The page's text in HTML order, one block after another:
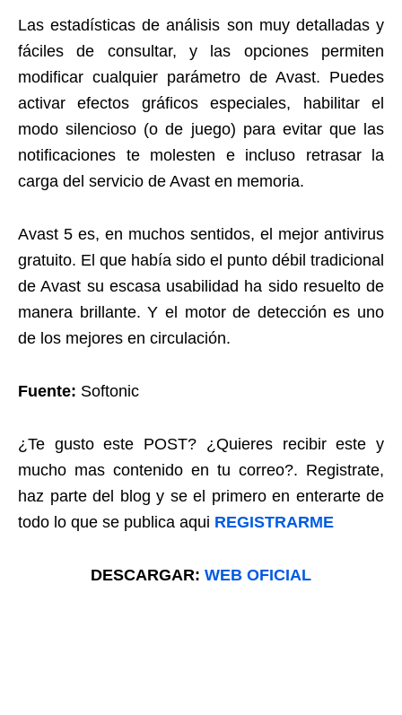
Las estadísticas de análisis son muy detalladas y
fáciles de consultar, y las opciones permiten
modificar cualquier parámetro de Avast. Puedes
activar efectos gráficos especiales, habilitar el
modo silencioso (o de juego) para evitar que las
notificaciones te molesten e incluso retrasar la
carga del servicio de Avast en memoria.
Avast 5 es, en muchos sentidos, el mejor antivirus
gratuito. El que había sido el punto débil tradicional
de Avast su escasa usabilidad ha sido resuelto de
manera brillante. Y el motor de detección es uno
de los mejores en circulación.
Fuente: Softonic
¿Te gusto este POST? ¿Quieres recibir este y
mucho mas contenido en tu correo?. Registrate,
haz parte del blog y se el primero en enterarte de
todo lo que se publica aqui REGISTRARME
DESCARGAR: WEB OFICIAL